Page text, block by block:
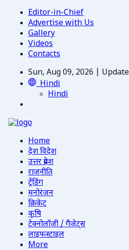
Editor-in-Chief
Advertise with Us
Gallery
Videos
Contacts
Sun, Aug 09, 2026 |
Hindi
Hindi
Home
देश विदेश
उत्तर प्रदेश
राजनीति
ट्रेंडिंग
मनोरंजन
क्रिकेट
कृषि
टेक्नोलॉजी / गैजेट्स
लाइफस्टाइल
More